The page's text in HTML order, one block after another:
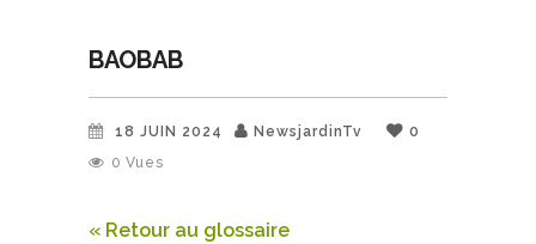
BAOBAB
18 JUIN 2024 NewsjardinTv
0
0 Vues
« Retour au glossaire